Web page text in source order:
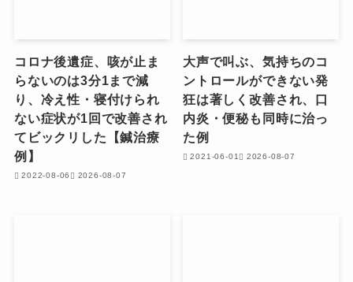
コロナ後遺症、咳が止ま
らないのは3分1まで減
り、冷え性・寝付けられ
ない症状が1回で改善され
てビックリした【鍼治療
例】
2022-08-06 2026-08-07
大声で叫ぶ、気持ちのコ
ントロールができない発
狂は著しく改善され、口
内炎・便秘も同時に治っ
た例
2021-06-01 2026-08-07